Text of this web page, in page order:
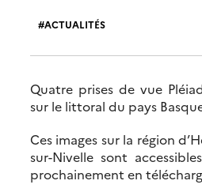
ACTUALITÉS
Quatre prises de vue
sur le littoral du pays
Ces images sur la région
sur-Nivelle sont
prochainement en